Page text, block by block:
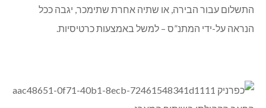
התשלום עבור הבירה, או שתיה אחרת שתימכר, יגבה ככל
הנראה על-ידי המתנ”ס – למשל באמצעות כרטיסיות.